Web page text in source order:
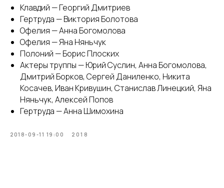
Клавдий — Георгий Дмитриев
Гертруда — Виктория Болотова
Офелия — Анна Богомолова
Офелия — Яна Няньчук
Полоний — Борис Плоских
Актеры труппы — Юрий Суслин, Анна Богомолова,
Дмитрий Борков, Сергей Даниленко, Никита
Косачев, Иван Кривушин, Станислав Линецкий, Яна
Няньчук, Алексей Попов
Гертруда — Анна Шимохина
2018-09-11 19:00 2018